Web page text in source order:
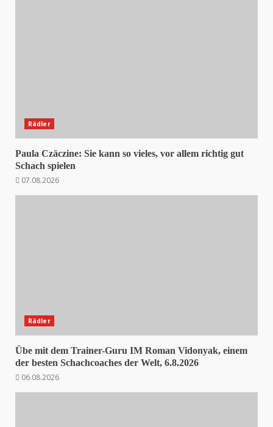
Rädler
Paula Czäczine: Sie kann so vieles, vor allem richtig gut
Schach spielen
07.08.2026
Rädler
Übe mit dem Trainer-Guru IM Roman Vidonyak, einem
der besten Schachcoaches der Welt, 6.8.2026
06.08.2026